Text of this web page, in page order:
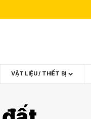
VẬT LIỆU / THIẾT BỊ